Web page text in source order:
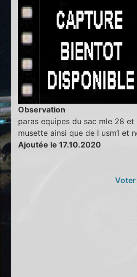
Observation
paras equipes du sac mle 28 et
musette ainsi que de l usm1 et
Ajoutée le 17.10.2020